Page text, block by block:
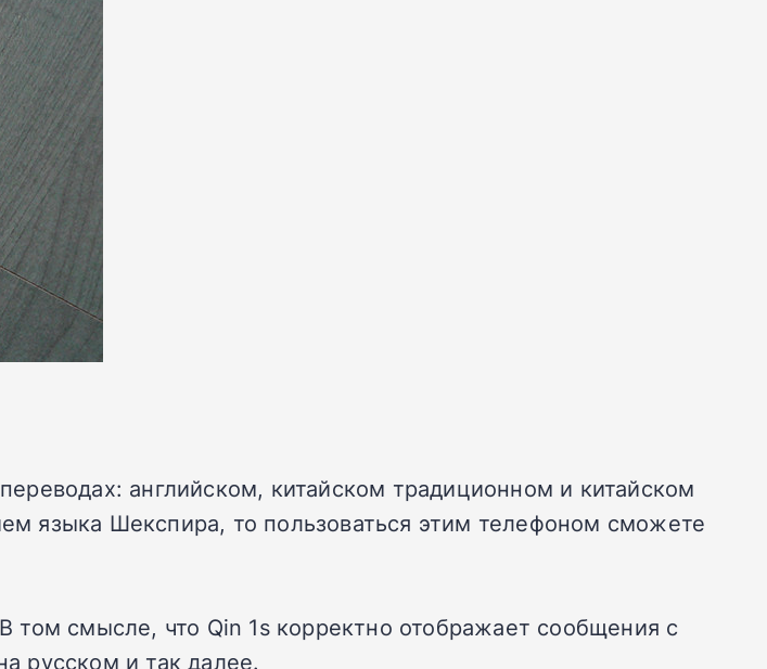
английском, китайском традиционном и китайском
языка Шекспира, то пользоваться этим телефоном сможете
смысле, что Qin 1s корректно отображает сообщения с
русском и так далее.